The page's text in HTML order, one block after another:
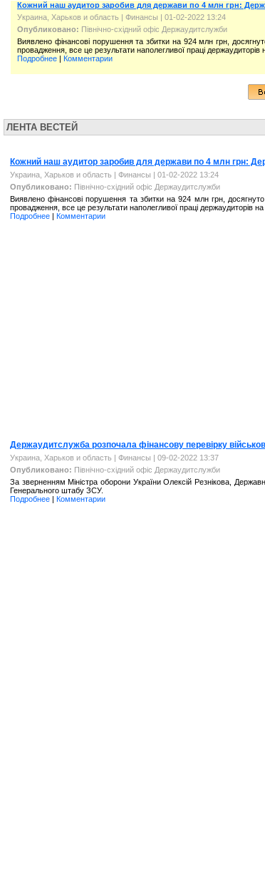
Кожний наш аудитор заробив для держави по 4 млн грн:
Украина, Харьков и область | Финансы | 01-02-2022 13:24
Опубликовано: Північно-східний офіс Держаудитслужби
Виявлено фінансові порушення та збитки на 924 млн грн,
провадження, все це результати наполегливої праці держаудиторів
Подробнее | Комментарии
ЛЕНТА ВЕСТЕЙ
Кожний наш аудитор заробив для держави по 4 млн грн:
Украина, Харьков и область | Финансы | 01-02-2022 13:24
Опубликовано: Північно-східний офіс Держаудитслужби
Виявлено фінансові порушення та збитки на 924 млн грн,
провадження, все це результати наполегливої праці держаудиторів на
Подробнее | Комментарии
Держаудитслужба розпочала фінансову перевірку
Украина, Харьков и область | Финансы | 09-02-2022 13:37
Опубликовано: Північно-східний офіс Держаудитслужби
За зверненням Міністра оборони України Олексій Резнікова,
Генерального штабу ЗСУ.
Подробнее | Комментарии